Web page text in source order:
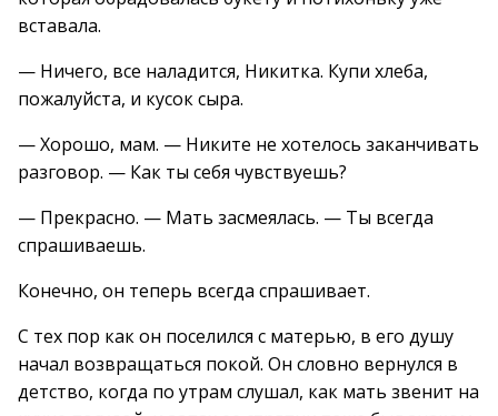
вставала.
— Ничего, все наладится, Никитка. Купи хлеба,
пожалуйста, и кусок сыра.
— Хорошо, мам. — Никите не хотелось заканчивать
разговор. — Как ты себя чувствуешь?
— Прекрасно. — Мать засмеялась. — Ты всегда
спрашиваешь.
Конечно, он теперь всегда спрашивает.
С тех пор как он поселился с матерью, в его душу
начал возвращаться покой. Он словно вернулся в
детство, когда по утрам слушал, как мать звенит на